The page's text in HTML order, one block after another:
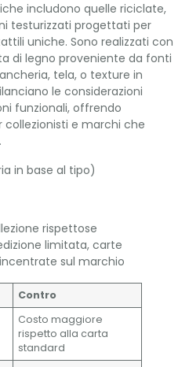
includono quelle riciclate,
testurizzati progettati per
uniche. Sono realizzati con
di legno proveniente da fonti
tela, o texture in
le considerazioni
funzionali, offrendo
e marchi che
in base al tipo)
rispettose
limitata, carte
sul marchio
Contro
Costo maggiore
rispetto alla carta
standard